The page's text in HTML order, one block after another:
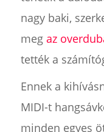
nagy baki,
meg az
tették a
Ennek a
MIDI-t
minden egyes